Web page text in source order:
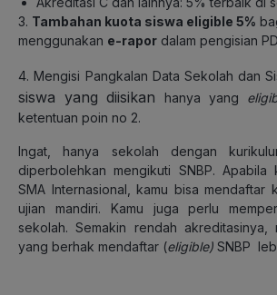
3. Tambahan kuota siswa eligible 5%
menggunakan e-rapor dalam pengisian
4. Mengisi Pangkalan Data Sekolah dan
siswa yang diisikan
hanya yang
ketentuan poin no 2.
Ingat, hanya sekolah dengan
diperbolehkan mengikuti SNBP. Apabila
SMA Internasional, kamu bisa mendaftar
ujian mandiri. Kamu juga perlu
sekolah. Semakin rendah akreditasinya,
yang berhak mendaftar (eligible) SNBP